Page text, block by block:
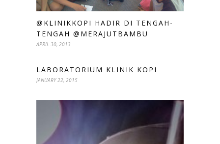
@KLINIKKOPI HADIR DI TENGAH-
TENGAH @MERAJUTBAMBU
APRIL 30, 2013
LABORATORIUM KLINIK KOPI
JANUARY 22, 2015